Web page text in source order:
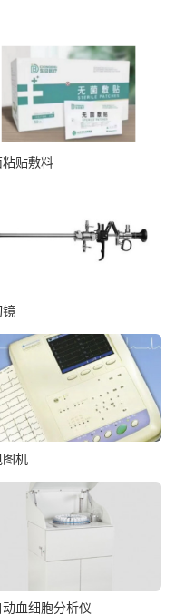
粘贴敷料
镜
图机
血细胞分析仪